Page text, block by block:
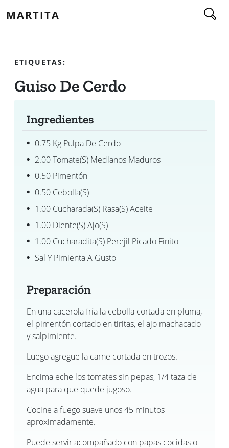
MARTITA
ETIQUETAS:
Guiso De Cerdo
Ingredientes
0.75 Kg Pulpa De Cerdo
2.00 Tomate(s) Medianos Maduros
0.50 Pimentón
0.50 Cebolla(s)
1.00 Cucharada(s) Rasa(s) Aceite
1.00 Diente(s) Ajo(s)
1.00 Cucharadita(s) Perejil Picado Finito
Sal Y Pimienta A Gusto
Preparación
En una cacerola fría la cebolla cortada en pluma,
el pimentón cortado en tiritas, el ajo machacado
y salpimiente.
Luego agregue la carne cortada en trozos.
Encima eche los tomates sin pepas, 1/4 taza de
agua para que quede jugoso.
Cocine a fuego suave unos 45 minutos
aproximadamente.
Puede servir acompañado con papas cocidas o